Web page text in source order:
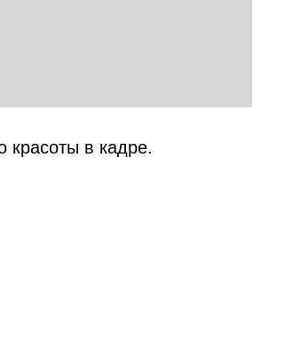
красоты в кадре.